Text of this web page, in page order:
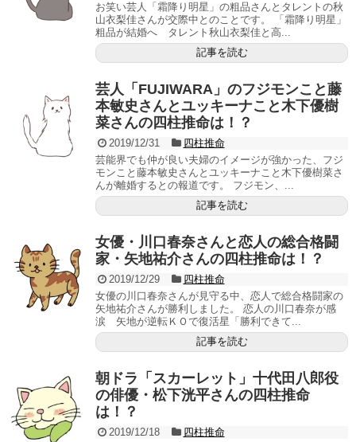
お笑い芸人「霜降り明星」の粗品さんとタレントの秋
山衣梨佳さんが交際中とのことです。 「霜降り明星」
粗品が結婚へ タレント秋山衣梨佳と高...
記事を読む
芸人「FUJIWARA」のフジモンこと藤
本敏史さんとユッキーナこと木下優樹
菜さんの四柱推命は！？
2019/12/31
四柱推命
芸能界でも仲が良い夫婦のイメージが強かった、フジ
モンこと藤本敏史さんとユッキーナこと木下優樹菜さ
んが離婚するとの報道です。 フジモン、...
記事を読む
女優・川口春奈さんと恋人の総合格闘
家・矢地祐介さんの四柱推命は！？
2019/12/29
四柱推命
女優の川口春奈さんが見守る中、恋人で総合格闘家の
矢地祐介さんが勝利しました。 恋人の川口春奈が感
涙 矢地が逆転ＫＯで復活星「勝利できて...
記事を読む
朝ドラ「スカーレット」十代田八郎役
の俳優・松下洸平さんの四柱推命
は！？
2019/12/18
四柱推命